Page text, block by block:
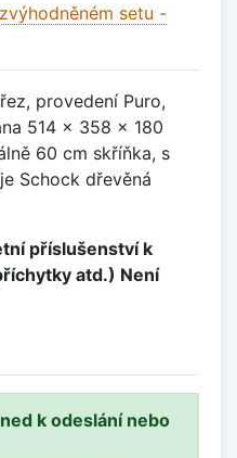
setu -
provedení Puro,
514 x 358 x 180
60 cm skříňka, s
Schock dřevěná
příslušenství k
atd.) Není
k odeslání nebo